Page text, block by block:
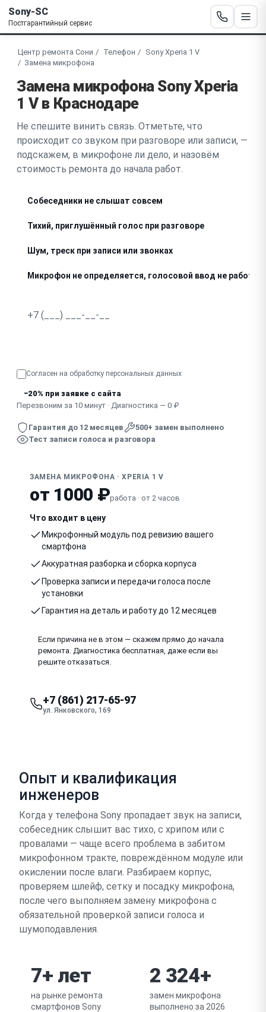
Sony-SC
Постгарантийный сервис
Центр ремонта Сони Телефон
Sony Xperia 1 V
Замена микрофона
Замена микрофона Sony Xperia
1 V в Краснодаре
Не спешите винить связь. Отметьте, что
происходит со звуком при разговоре или записи, —
подскажем, в микрофоне ли дело, и назовём
стоимость ремонта до начала работ.
Собеседники не слышат совсем
Тихий, приглушённый голос при разговоре
Шум, треск при записи или звонках
Микрофон не определяется, голосовой ввод не
Согласен на обработку персональных данных
−20% при заявке с сайта
Перезвоним за 10 минут · Диагностика — 0 ₽
Гарантия до 12 месяцев
500+ замен выполнено
Тест записи голоса и разговора
ЗАМЕНА МИКРОФОНА · XPERIA 1 V
от 1000 ₽работа · от 2 часов
Что входит в цену
Микрофонный модуль под ревизию вашего
смартфона
Аккуратная разборка и сборка корпуса
Проверка записи и передачи голоса после
установки
Гарантия на деталь и работу до 12 месяцев
Если причина не в этом — скажем прямо до начала
ремонта. Диагностика бесплатная, даже если вы
решите отказаться.
+7 (861) 217-65-97
ул. Янковского, 169
Опыт и квалификация
инженеров
Когда у телефона Sony пропадает звук на записи,
собеседник слышит вас тихо, с хрипом или с
провалами — чаще всего проблема в забитом
микрофонном тракте, повреждённом модуле или
окислении после влаги. Разбираем корпус,
проверяем шлейф, сетку и посадку микрофона,
после чего выполняем замену микрофона с
обязательной проверкой записи голоса и
шумоподавления.
7+ лет
на рынке ремонта
смартфонов Sony
2 324+
замен микрофона
выполнено за 2026